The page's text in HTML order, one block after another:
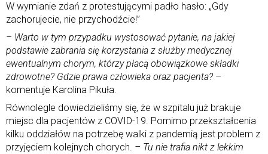
W wymianie zdań z protestującymi padło hasło: „Gdy
zachorujecie, nie przychodźcie!”
– Warto w tym przypadku wystosować pytanie, na jakiej
podstawie zabrania się korzystania z służby medycznej
ewentualnym chorym, którzy płacą obowiązkowe składki
zdrowotne? Gdzie prawa człowieka oraz pacjenta? –
komentuje Karolina Pikuła.
Równolegle dowiedzieliśmy się, że w szpitalu już brakuje
miejsc dla pacjentów z COVID-19. Pomimo przekształcenia
kilku oddziałów na potrzebę walki z pandemią jest problem z
przyjęciem kolejnych chorych. – Tu nie trafia nikt z lekkim